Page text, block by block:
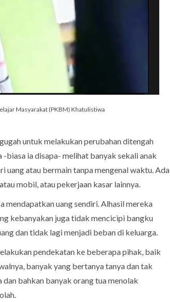
Masyarakat (PKBM) Khatulistiwa
untuk melakukan perubahan ditengah
biasa ia disapa- melihat banyak sekali anak
uang atau bermain tanpa mengenal waktu. Ada
mobil, atau pekerjaan kasar lainnya.
mendapatkan uang sendiri. Alhasil mereka
kebanyakan juga tidak mencicipi bangku
dan tidak lagi menjadi beban di keluarga.
pendekatan ke beberapa pihak, baik
banyak yang bertanya tanya dan tak
bahkan banyak orang tua menolak